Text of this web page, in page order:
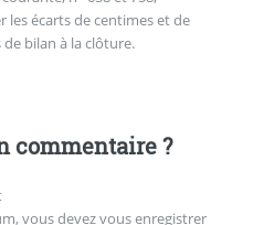
les écarts de centimes et de
bilan à la clôture.
commentaire ?
vous devez vous enregistrer